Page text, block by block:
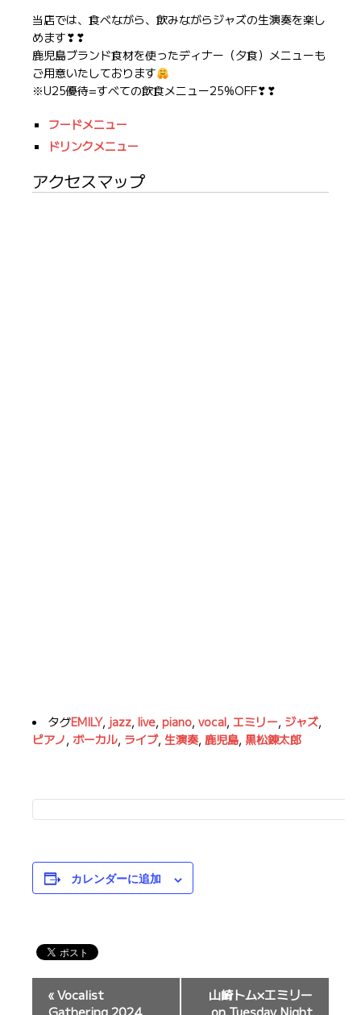
当店では、食べながら、飲みながらジャズの生演奏を楽し
めます❣❣
鹿児島ブランド食材を使ったディナー（夕食）メニューも
ご用意いたしております
※U25優待=すべての飲食メニュー25%OFF❣❣
フードメニュー
ドリンクメニュー
アクセスマップ
タグEMILY, jazz, live, piano, vocal, エミリー, ジャズ,
ピアノ, ボーカル, ライブ, 生演奏, 鹿児島, 黒松錬太郎
カレンダーに追加
«Vocalist
山崎トム×エミリー